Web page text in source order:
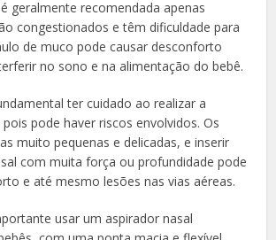
geralmente recomendada apenas
congestionados e têm dificuldade para
de muco pode causar desconforto
no sono e na alimentação do bebê.
ter cuidado ao realizar a
pode haver riscos envolvidos. Os
muito pequenas e delicadas, e inserir
com muita força ou profundidade pode
e até mesmo lesões nas vias aéreas.
usar um aspirador nasal